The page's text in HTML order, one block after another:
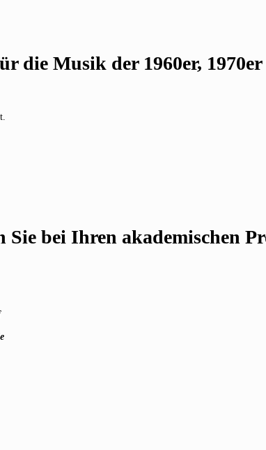
die Musik der 1960er,
bei Ihren akademischen